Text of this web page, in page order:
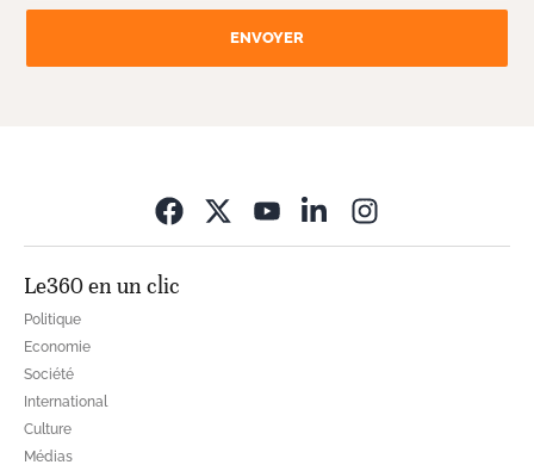
ENVOYER
Le360 en un clic
Politique
Economie
Société
International
Culture
Médias